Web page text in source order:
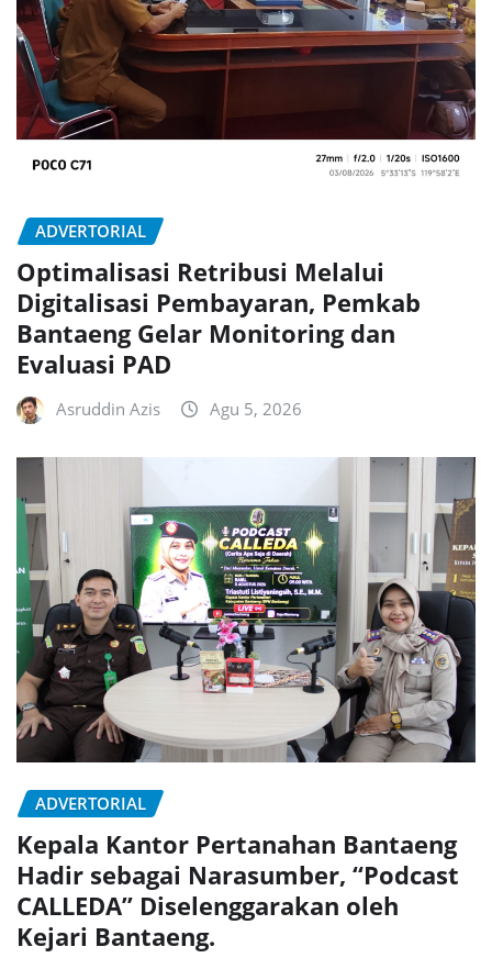
ADVERTORIAL
Optimalisasi Retribusi Melalui
Digitalisasi Pembayaran, Pemkab
Bantaeng Gelar Monitoring dan
Evaluasi PAD
Asruddin Azis Agu 5, 2026
ADVERTORIAL
Kepala Kantor Pertanahan Bantaeng
Hadir sebagai Narasumber, “Podcast
CALLEDA” Diselenggarakan oleh
Kejari Bantaeng.